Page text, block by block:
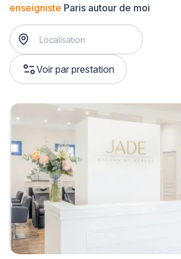
enseigniste Paris autour de moi
Voir par prestation